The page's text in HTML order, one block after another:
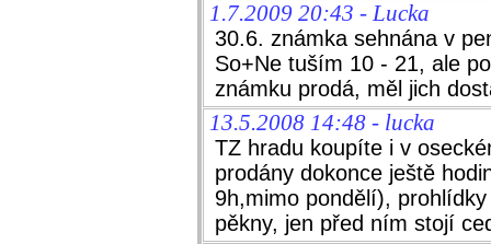
1.7.2009 20:43 - Lucka
30.6. známka sehnána v
So+Ne tuším 10 - 21, ale
známku prodá, měl jich
13.5.2008 14:48 - lucka
TZ hradu koupíte i v
prodány dokonce ještě
9h,mimo pondělí),
pěkny, jen před ním stojí